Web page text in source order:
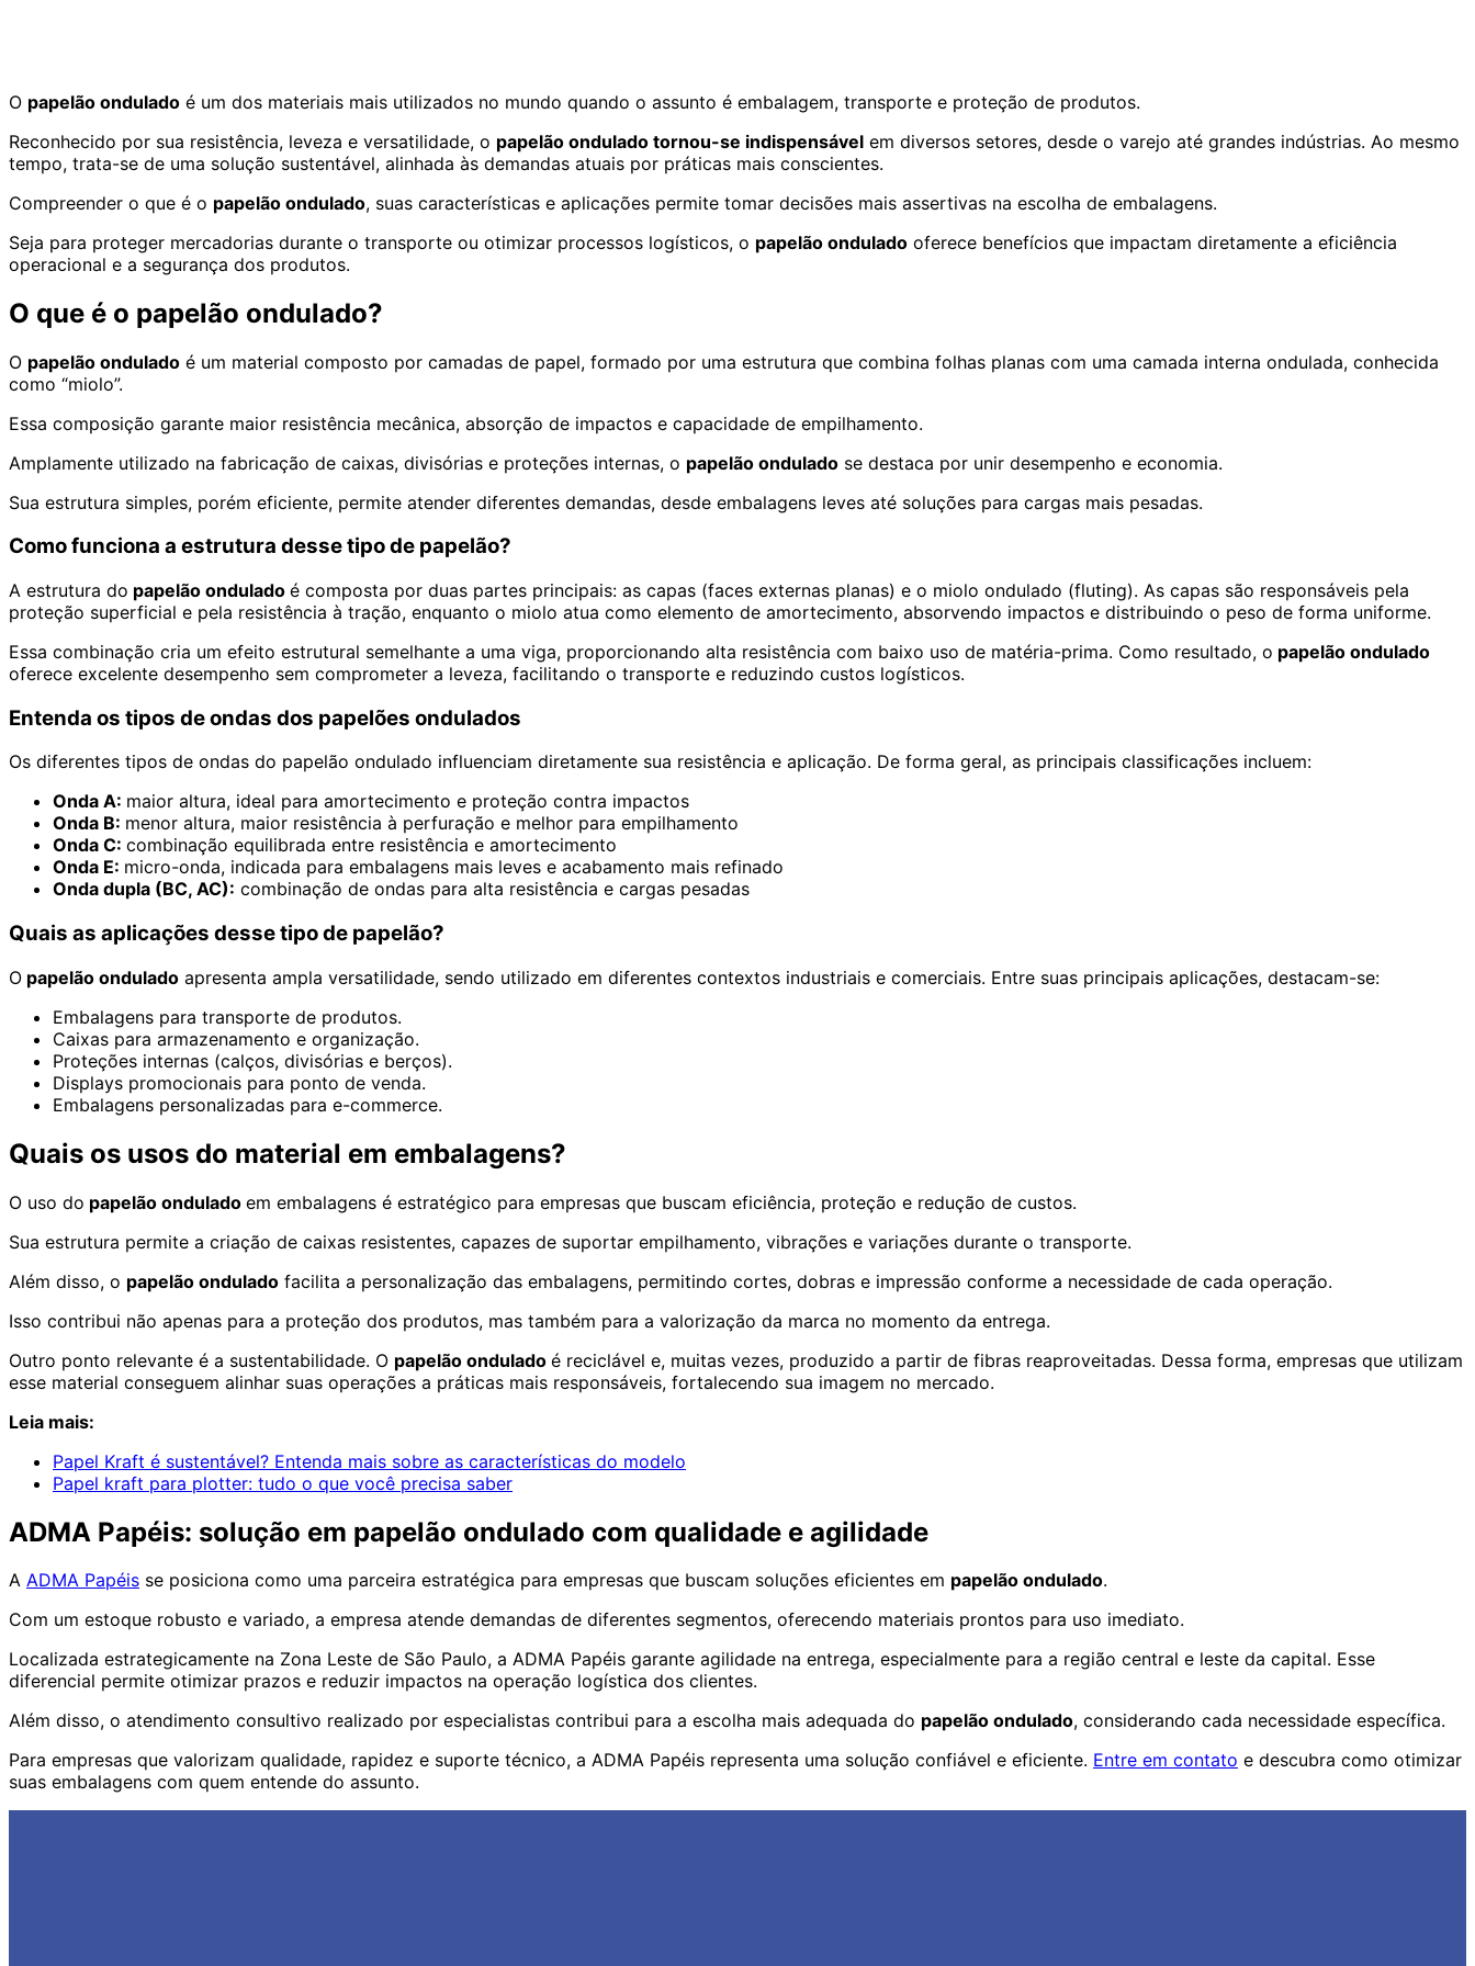
O papelão ondulado é um dos materiais mais utilizados no mundo quando o assunto é embalagem, transporte e proteção de produtos.
Reconhecido por sua resistência, leveza e versatilidade, o papelão ondulado tornou-se indispensável em diversos setores, desde o varejo até grandes indústrias. Ao mesmo
tempo, trata-se de uma solução sustentável, alinhada às demandas atuais por práticas mais conscientes.
Compreender o que é o papelão ondulado, suas características e aplicações permite tomar decisões mais assertivas na escolha de embalagens.
Seja para proteger mercadorias durante o transporte ou otimizar processos logísticos, o papelão ondulado oferece benefícios que impactam diretamente a eficiência
operacional e a segurança dos produtos.
O que é o papelão ondulado?
O papelão ondulado é um material composto por camadas de papel, formado por uma estrutura que combina folhas planas com uma camada interna ondulada, conhecida
como “miolo”.
Essa composição garante maior resistência mecânica, absorção de impactos e capacidade de empilhamento.
Amplamente utilizado na fabricação de caixas, divisórias e proteções internas, o papelão ondulado se destaca por unir desempenho e economia.
Sua estrutura simples, porém eficiente, permite atender diferentes demandas, desde embalagens leves até soluções para cargas mais pesadas.
Como funciona a estrutura desse tipo de papelão?
A estrutura do papelão ondulado é composta por duas partes principais: as capas (faces externas planas) e o miolo ondulado (fluting). As capas são responsáveis pela
proteção superficial e pela resistência à tração, enquanto o miolo atua como elemento de amortecimento, absorvendo impactos e distribuindo o peso de forma uniforme.
Essa combinação cria um efeito estrutural semelhante a uma viga, proporcionando alta resistência com baixo uso de matéria-prima. Como resultado, o papelão ondulado
oferece excelente desempenho sem comprometer a leveza, facilitando o transporte e reduzindo custos logísticos.
Entenda os tipos de ondas dos papelões ondulados
Os diferentes tipos de ondas do papelão ondulado influenciam diretamente sua resistência e aplicação. De forma geral, as principais classificações incluem:
Onda A: maior altura, ideal para amortecimento e proteção contra impactos
Onda B: menor altura, maior resistência à perfuração e melhor para empilhamento
Onda C: combinação equilibrada entre resistência e amortecimento
Onda E: micro-onda, indicada para embalagens mais leves e acabamento mais refinado
Onda dupla (BC, AC): combinação de ondas para alta resistência e cargas pesadas
Quais as aplicações desse tipo de papelão?
O papelão ondulado apresenta ampla versatilidade, sendo utilizado em diferentes contextos industriais e comerciais. Entre suas principais aplicações, destacam-se:
Embalagens para transporte de produtos.
Caixas para armazenamento e organização.
Proteções internas (calços, divisórias e berços).
Displays promocionais para ponto de venda.
Embalagens personalizadas para e-commerce.
Quais os usos do material em embalagens?
O uso do papelão ondulado em embalagens é estratégico para empresas que buscam eficiência, proteção e redução de custos.
Sua estrutura permite a criação de caixas resistentes, capazes de suportar empilhamento, vibrações e variações durante o transporte.
Além disso, o papelão ondulado facilita a personalização das embalagens, permitindo cortes, dobras e impressão conforme a necessidade de cada operação.
Isso contribui não apenas para a proteção dos produtos, mas também para a valorização da marca no momento da entrega.
Outro ponto relevante é a sustentabilidade. O papelão ondulado é reciclável e, muitas vezes, produzido a partir de fibras reaproveitadas. Dessa forma, empresas que utilizam
esse material conseguem alinhar suas operações a práticas mais responsáveis, fortalecendo sua imagem no mercado.
Leia mais:
Papel Kraft é sustentável? Entenda mais sobre as características do modelo
Papel kraft para plotter: tudo o que você precisa saber
ADMA Papéis: solução em papelão ondulado com qualidade e agilidade
A ADMA Papéis se posiciona como uma parceira estratégica para empresas que buscam soluções eficientes em papelão ondulado.
Com um estoque robusto e variado, a empresa atende demandas de diferentes segmentos, oferecendo materiais prontos para uso imediato.
Localizada estrategicamente na Zona Leste de São Paulo, a ADMA Papéis garante agilidade na entrega, especialmente para a região central e leste da capital. Esse
diferencial permite otimizar prazos e reduzir impactos na operação logística dos clientes.
Além disso, o atendimento consultivo realizado por especialistas contribui para a escolha mais adequada do papelão ondulado, considerando cada necessidade específica.
Para empresas que valorizam qualidade, rapidez e suporte técnico, a ADMA Papéis representa uma solução confiável e eficiente. Entre em contato e descubra como otimizar
suas embalagens com quem entende do assunto.